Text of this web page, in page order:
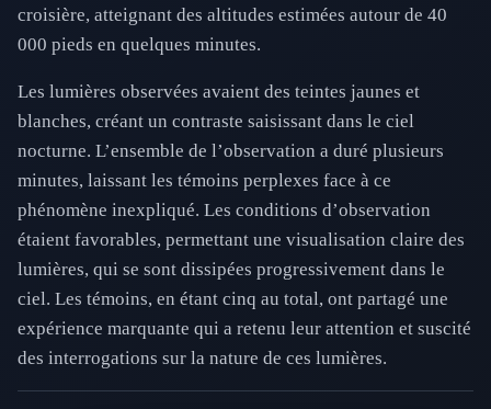
croisière, atteignant des altitudes estimées autour de 40
000 pieds en quelques minutes.
Les lumières observées avaient des teintes jaunes et
blanches, créant un contraste saisissant dans le ciel
nocturne. L’ensemble de l’observation a duré plusieurs
minutes, laissant les témoins perplexes face à ce
phénomène inexpliqué. Les conditions d’observation
étaient favorables, permettant une visualisation claire des
lumières, qui se sont dissipées progressivement dans le
ciel. Les témoins, en étant cinq au total, ont partagé une
expérience marquante qui a retenu leur attention et suscité
des interrogations sur la nature de ces lumières.